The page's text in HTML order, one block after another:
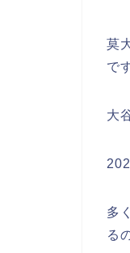
莫
で
大
多
る